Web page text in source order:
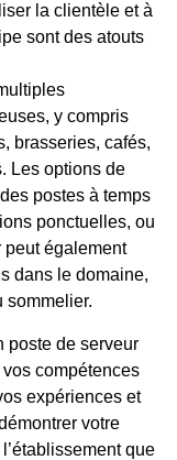
la clientèle et à
sont des atouts
y compris
brasseries, cafés,
Les options de
postes à temps
ponctuelles, ou
peut également
dans le domaine,
sommelier.
poste de serveur
compétences
expériences et
votre
que